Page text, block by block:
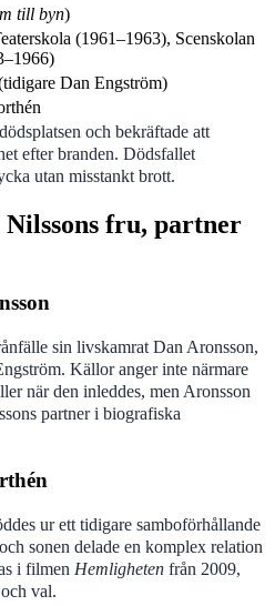
till byn)
(1961–1963), Scenskolan
Dan Engström)
och bekräftade att
efter branden. Dödsfallet
utan misstankt brott.
fru, partner
sin livskamrat Dan Aronsson,
Källor anger inte närmare
när den inleddes, men Aronsson
partner i biografiska
ur ett tidigare samboförhållande
sonen delade en komplex relation
i filmen Hemligheten från 2009,
val.